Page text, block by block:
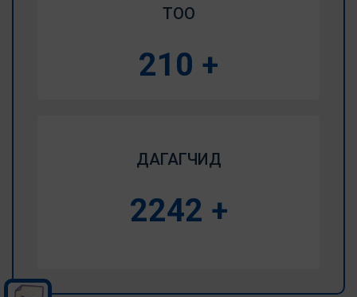
ТОО
255 +
ДАГАГЧИД
2714 +